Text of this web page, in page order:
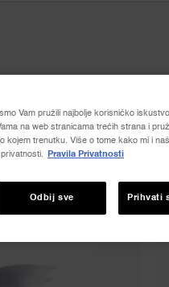
Vam pružili najbolje korisničko
na web stranicama trećih strana i
kojem trenutku. Više o tome kako mi i
Pravila Privatnosti
Odbij sve Prihvati